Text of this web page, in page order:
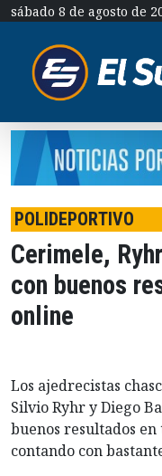
sábado 8 de agosto de
POLIDEPORTIVO
Cerimele,
con buenos
online
Los ajedrecistas
Silvio Ryhr y Diego
buenos resultados
contando con